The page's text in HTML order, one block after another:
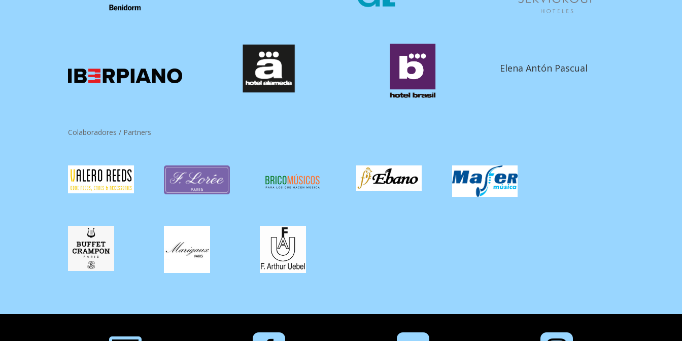
Elena Antón Pascual
Colaboradores / Partners